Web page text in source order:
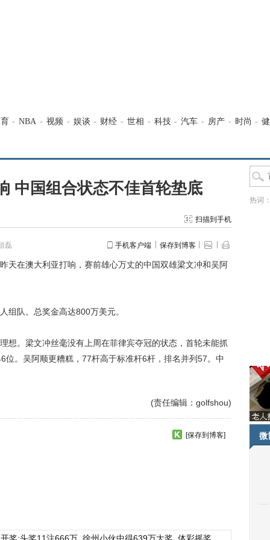
- NBA - 视频 - 娱谈 - 财经 - 世相 - 科技 - 汽车 - 房产 - 时尚 -
中国组合状态不佳首轮垫底
扫描到手机
磊 手机客户端 保存到博客
天在澳大利亚打响，赛前雄心万丈的中国双雄梁文冲和吴阿
队。总奖金高达800万美元。
。梁文冲丝毫没有上周在菲律宾夺冠的状态，首轮未能抓
位。吴阿顺更糟糕，77杆高于标准杆6杆，排名并列57。中
(责任编辑：golfshou)
[保存到博客]
热词
微